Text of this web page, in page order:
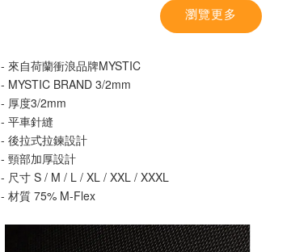
【MYSTIC】潮流T恤
NT$ 899
NT$ 1,080
瀏覽更多
- 來自荷蘭衝浪品牌MYSTIC
- MYSTIC BRAND 3/2mm
- 厚度3/2mm
- 平車針縫
- 後拉式拉鍊設計
- 頸部加厚設計
- 尺寸 S / M / L / XL / XXL / XXXL
- 材質 75% M-Flex